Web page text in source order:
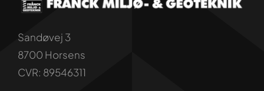
Sandøvej 3
8700 Horsens
CVR: 89546311